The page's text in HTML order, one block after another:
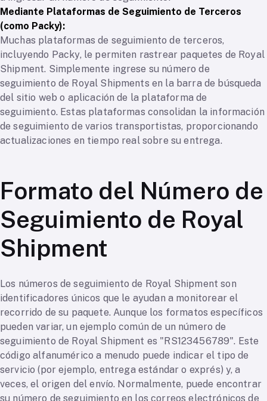
Mediante Plataformas de Seguimiento de Terceros
(como Packy):
Muchas plataformas de seguimiento de terceros,
incluyendo Packy, le permiten rastrear paquetes de Royal
Shipment. Simplemente ingrese su número de
seguimiento de Royal Shipments en la barra de búsqueda
del sitio web o aplicación de la plataforma de
seguimiento. Estas plataformas consolidan la información
de seguimiento de varios transportistas, proporcionando
actualizaciones en tiempo real sobre su entrega.
Formato del Número de
Seguimiento de Royal
Shipment
Los números de seguimiento de Royal Shipment son
identificadores únicos que le ayudan a monitorear el
recorrido de su paquete. Aunque los formatos específicos
pueden variar, un ejemplo común de un número de
seguimiento de Royal Shipment es "RS123456789". Este
código alfanumérico a menudo puede indicar el tipo de
servicio (por ejemplo, entrega estándar o exprés) y, a
veces, el origen del envío. Normalmente, puede encontrar
su número de seguimiento en los correos electrónicos de